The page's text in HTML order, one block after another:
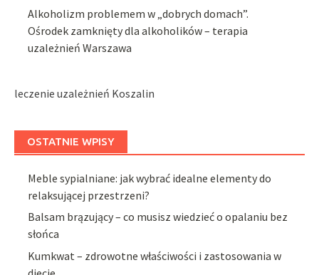
Alkoholizm problemem w „dobrych domach”.
Ośrodek zamknięty dla alkoholików – terapia
uzależnień Warszawa
leczenie uzależnień Koszalin
OSTATNIE WPISY
Meble sypialniane: jak wybrać idealne elementy do
relaksującej przestrzeni?
Balsam brązujący – co musisz wiedzieć o opalaniu bez
słońca
Kumkwat – zdrowotne właściwości i zastosowania w